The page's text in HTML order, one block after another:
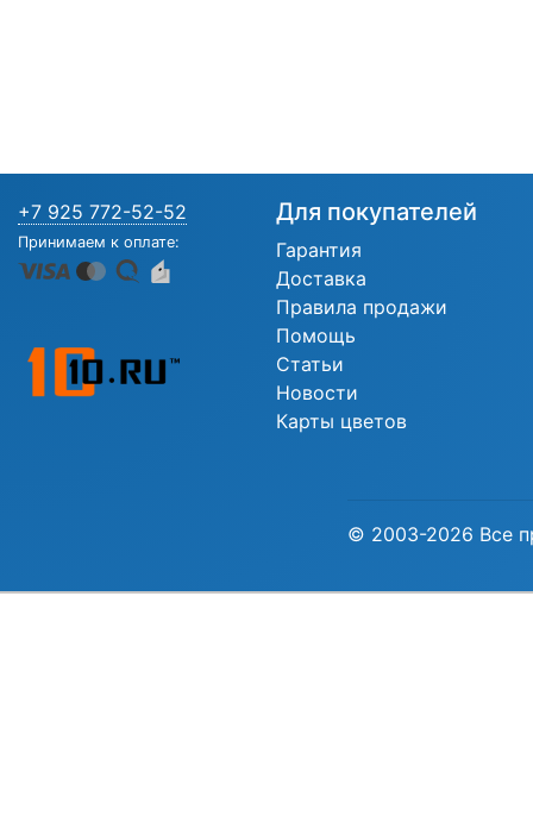
+7 925 772-52-52
Принимаем к оплате:
Для покупателей
Гарантия
Доставка
Правила продажи
Помощь
Статьи
Новости
Карты цветов
© 2003-2026 Все